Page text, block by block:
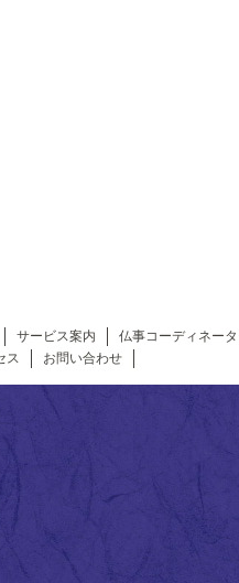
サービス案内 仏事コーディネー
ス お問い合わせ